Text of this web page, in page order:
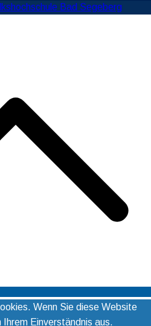
Bad Segeberg
Wenn Sie diese Website
Einverständnis aus.